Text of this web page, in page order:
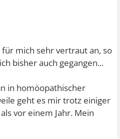
mich sehr vertraut an, so
bisher auch gegangen...
in homöopathischer
geht es mir trotz einiger
vor einem Jahr. Mein